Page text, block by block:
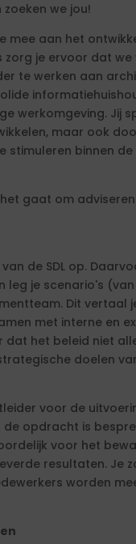
we jou!
mee aan het
je ervoor dat
te werken aan
werkomgeving. Jij
maar ook
binnen
gaat om
de SDL op.
je scenario's
Dit vertaal
met interne en
het beleid niet
doelen van
voor de
opdracht is
voor het
resultaten. Je
worden